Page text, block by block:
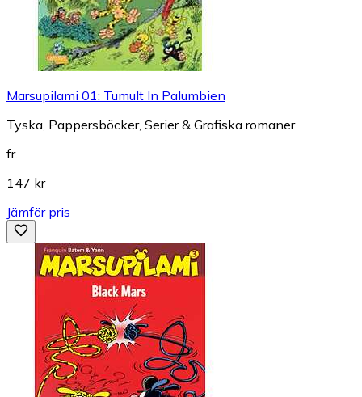
Marsupilami 01: Tumult In Palumbien
Tyska, Pappersböcker, Serier & Grafiska romaner
fr.
147 kr
Jämför pris